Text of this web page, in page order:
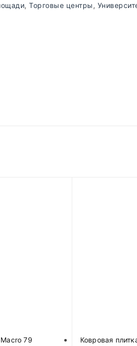
, Торговые центры,
79 Ковровая